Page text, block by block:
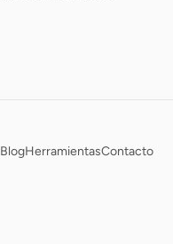
BlogHerramientasContacto